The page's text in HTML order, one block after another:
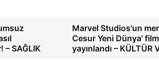
– SAĞLIK
Marvel Studios'un
Cesur Yeni Dünya'
yayınlandı – KÜLTÜR